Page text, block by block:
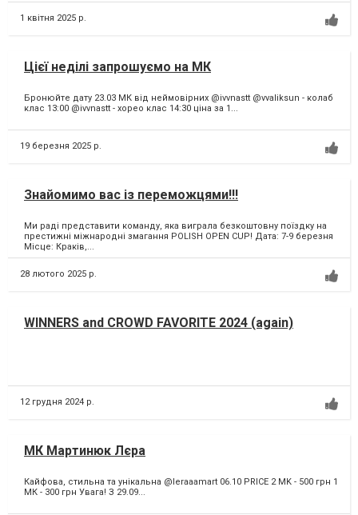
1 квітня 2025 р.
Цієї неділі запрошуємо на МК
Бронюйте дату 23.03 МК від неймовірних @ivvnastt @vvaliksun - колаб
клас 13:00 @ivvnastt - хорео клас 14:30 ціна за 1...
19 березня 2025 р.
Знайомимо вас із переможцями!!!
Ми раді представити команду, яка виграла безкоштовну поїздку на
престижні міжнародні змагання POLISH OPEN CUP! Дата: 7-9 березня
Місце: Краків,...
28 лютого 2025 р.
WINNERS and CROWD FAVORITE 2024 (again)
12 грудня 2024 р.
МК Мартинюк Лєра
Кайфова, стильна та унікальна @leraaamart 06.10 PRICE 2 MK - 500 грн 1
МК - 300 грн Увага! З 29.09...